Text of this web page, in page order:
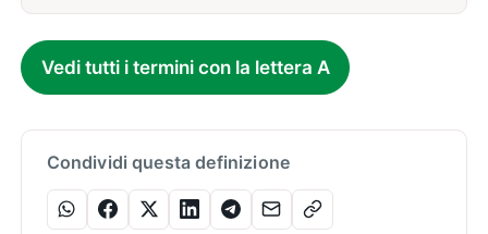
Vedi tutti i termini con la lettera A
Condividi questa definizione